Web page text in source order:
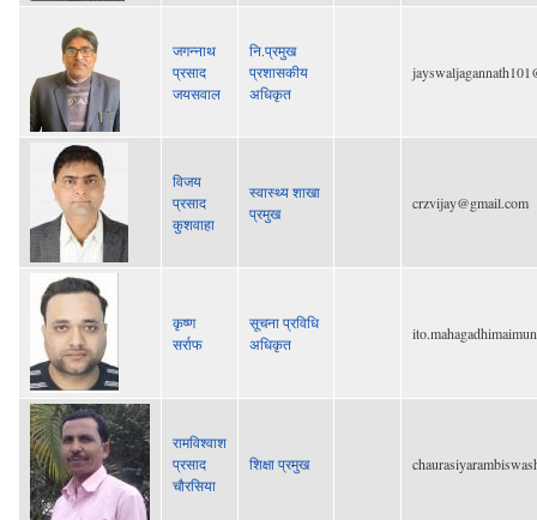
जगन्नाथ
प्रसाद
जयसवाल
नि.प्रमुख
प्रशासकीय
अधिकृत
विजय
प्रसाद
कुशवाहा
स्वास्थ्य शाखा
प्रमुख
crzvijay@gmail.com
कृष्ण
सर्राफ
सूचना प्रविधि
अधिकृत
रामविश्वाश
प्रसाद
चौरसिया
शिक्षा प्रमुख